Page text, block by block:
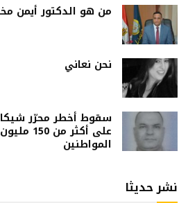
من هو الدكتور أيمن
نحن نعاني
سقوط أخطر محرّر
على
المواطنين
نشر حديثا